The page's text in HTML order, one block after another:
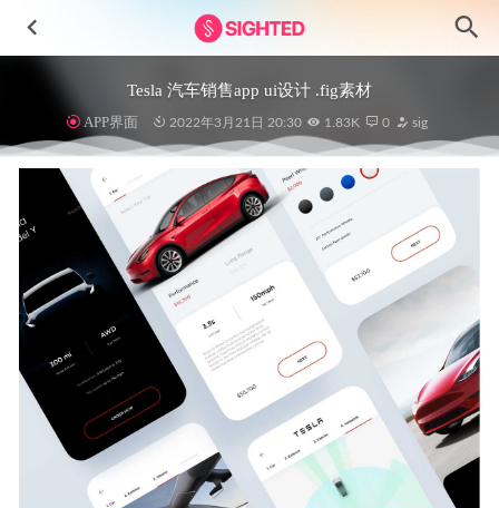
Tesla 汽车销售app ui设计 .fig素材
APP界面 2022年3月21日 20:30 1.83K 0 sig
健康app ui设计 .xd素材
2021-08-14
数字金融app ui设计 .fig素材 2021-12-29
FitGo-健身和健康app用户界面设计模板 .fig .xd .sketch素材
2022-12-27
Vintage复古卡片式ui设计组件 .fig素材 2022-03-26
Collosal–Landing Page 成套落地页设计模板 .fig素材
2022-